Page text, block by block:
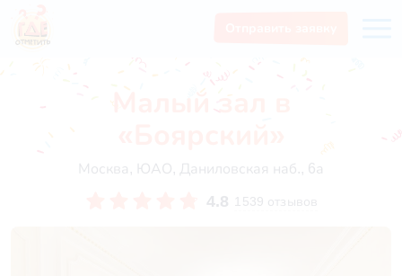
Малый зал в
Москва, ЮАО, Даниловская наб., 6а
4.8 1539 отзывов